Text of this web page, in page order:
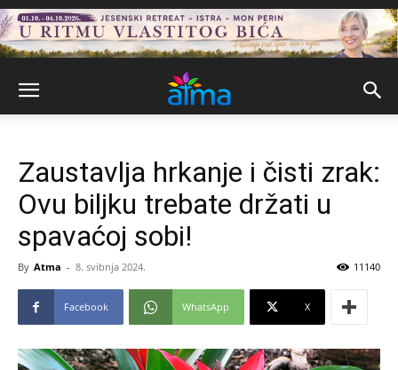
Zaustavlja hrkanje i čisti zrak:
Ovu biljku trebate držati u
spavaćoj sobi!
By Atma - 8. svibnja 2024. 11140
Facebook WhatsApp X